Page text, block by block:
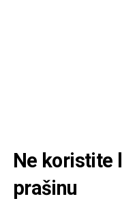
Ne koristite
prašinu